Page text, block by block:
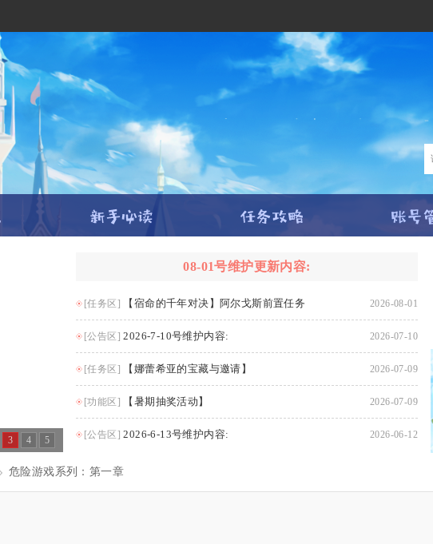
3 4 5
08-01号维护更新内容:
[任务区] 【宿命的千年对决】阿尔戈斯前置任务 2026-08-01
[公告区]2026-7-10号维护内容: 2026-07-10
[任务区] 【娜蕾希亚的宝藏与邀请】 2026-07-09
[功能区] 【暑期抽奖活动】 2026-07-09
[公告区]2026-6-13号维护内容: 2026-06-12
危险游戏系列：第一章